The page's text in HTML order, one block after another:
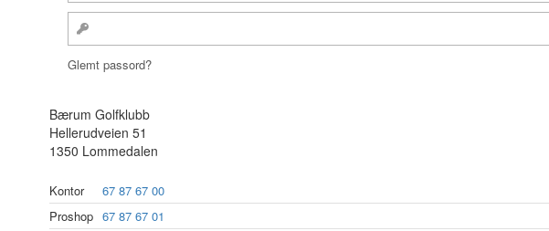
Glemt passord?
Bærum Golfklubb
Hellerudveien 51
1350 Lommedalen
Kontor
67 87 67 00
Proshop 67 87 67 01